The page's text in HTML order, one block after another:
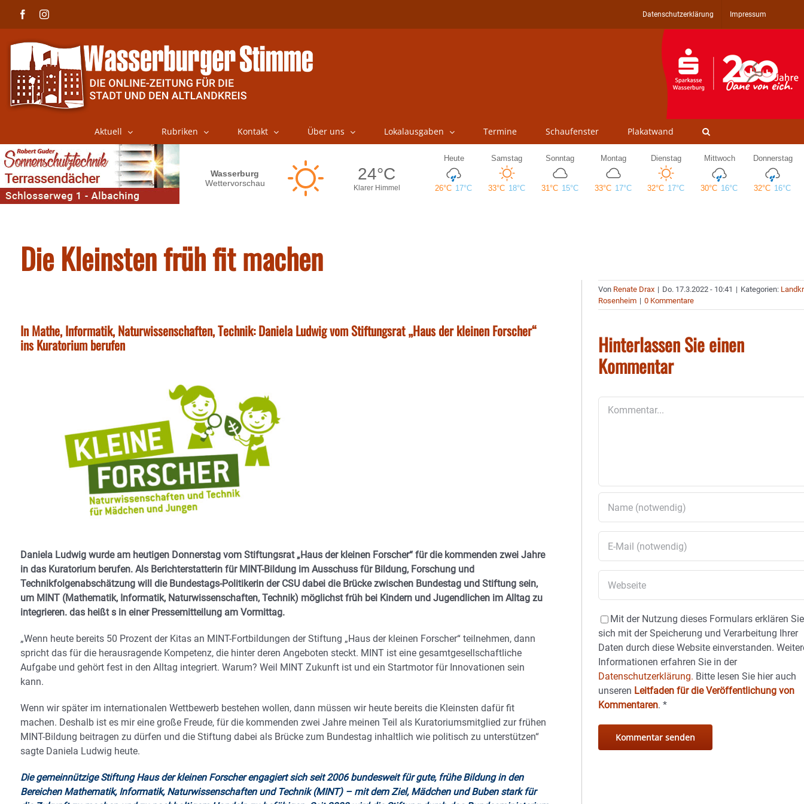
FacebookInstagram Datenschutzerklärung Impressum
Aktuell Rubriken Kontakt Über uns Lokalausgaben Termine Schaufenster Plakatwand
Die Kleinsten früh fit machen
In Mathe, Informatik, Naturwissenschaften, Technik: Daniela Ludwig vom Stiftungsrat „Haus der kleinen Forscher“
ins Kuratorium berufen
Daniela Ludwig wurde am heutigen Donnerstag vom Stiftungsrat „Haus der kleinen Forscher“ für die kommenden zwei Jahre
in das Kuratorium berufen. Als Berichterstatterin für MINT-Bildung im Ausschuss für Bildung, Forschung und
Technikfolgenabschätzung will die Bundestags-Politikerin der CSU dabei die Brücke zwischen Bundestag und Stiftung sein,
um MINT (Mathematik, Informatik, Naturwissenschaften, Technik) möglichst früh bei Kindern und Jugendlichen im Alltag zu
integrieren. das heißt s in einer Pressemitteilung am Vormittag.
„Wenn heute bereits 50 Prozent der Kitas an MINT-Fortbildungen der Stiftung „Haus der kleinen Forscher“ teilnehmen, dann
spricht das für die herausragende Kompetenz, die hinter deren Angeboten steckt. MINT ist eine gesamtgesellschaftliche
Aufgabe und gehört fest in den Alltag integriert. Warum? Weil MINT Zukunft ist und ein Startmotor für Innovationen sein
kann.
Wenn wir später im internationalen Wettbewerb bestehen wollen, dann müssen wir heute bereits die Kleinsten dafür fit
machen. Deshalb ist es mir eine große Freude, für die kommenden zwei Jahre meinen Teil als Kuratoriumsmitglied zur frühen
MINT-Bildung beitragen zu dürfen und die Stiftung dabei als Brücke zum Bundestag inhaltlich wie politisch zu unterstützen“
sagte Daniela Ludwig heute.
Die gemeinnützige Stiftung Haus der kleinen Forscher engagiert sich seit 2006 bundesweit für gute, frühe Bildung in den
Bereichen Mathematik, Informatik, Naturwissenschaften und Technik (MINT) – mit dem Ziel, Mädchen und Buben stark für
Von Renate Drax | Do. 17.3.2022 - 10:41 | Kategorien:
Rosenheim | 0 Kommentare
Hinterlassen Sie einen
Kommentar
Mit der Nutzung dieses Formulars erklären Sie
sich mit der Speicherung und Verarbeitung Ihrer
Daten durch diese Website einverstanden.
Informationen erfahren Sie in der
Datenschutzerklärung. Bitte lesen Sie hier auch
unseren Leitfaden für die Veröffentlichung von
Kommentaren.*